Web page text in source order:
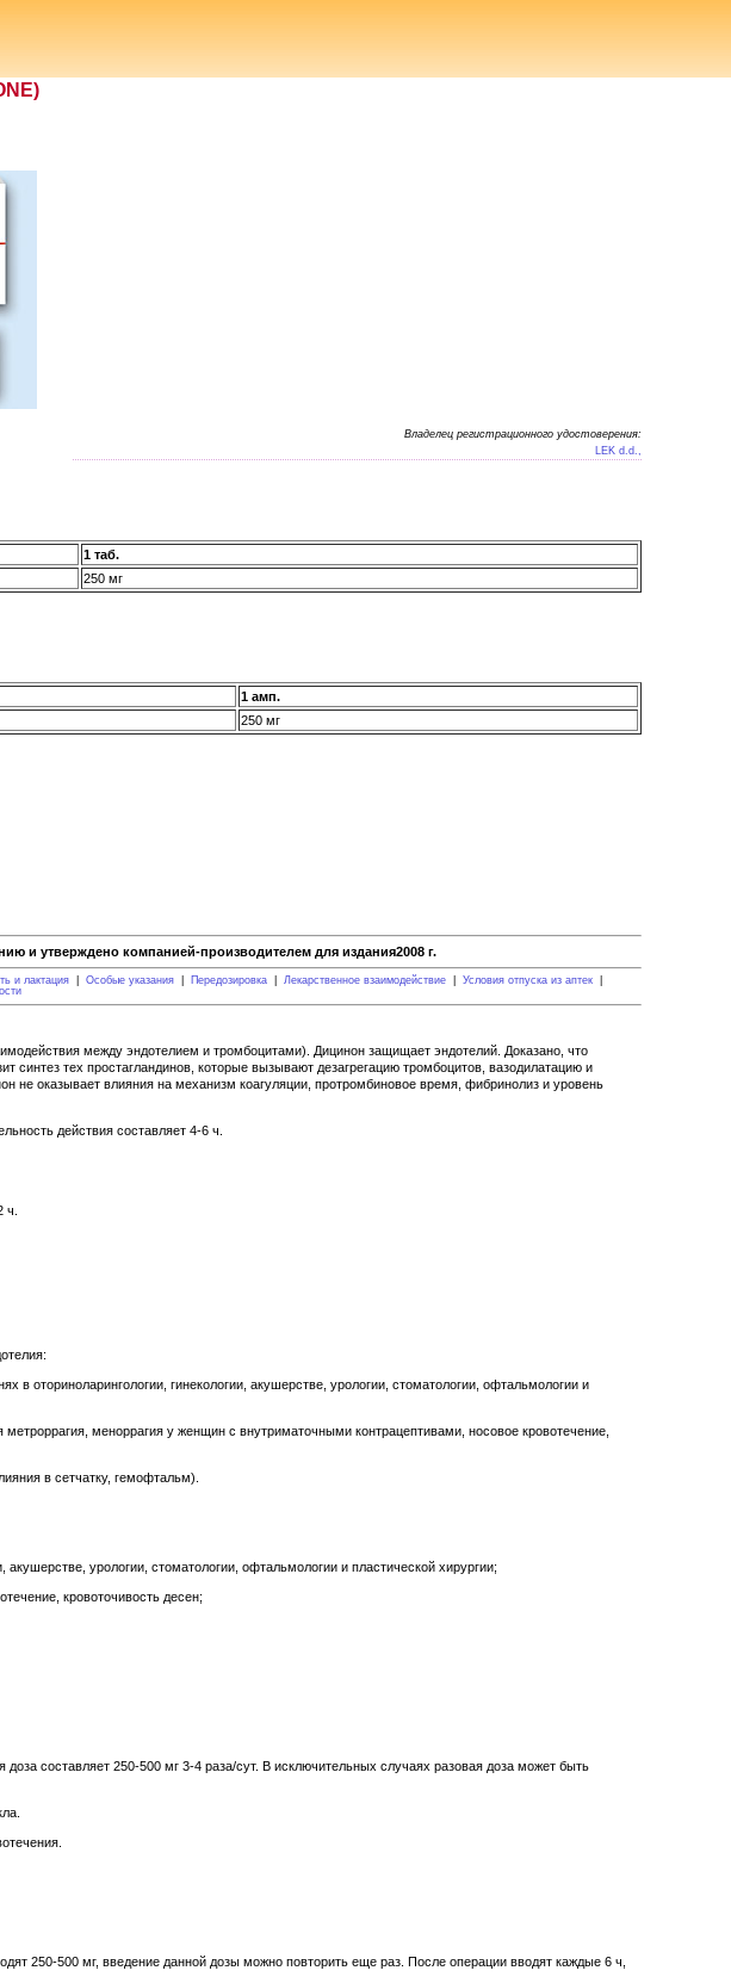
Владелец регистрационного удостоверения:
LEK d.d.,
1 таб.
250 мг
1 амп.
250 мг
и утверждено компанией-производителем для издания2008 г.
и лактация Особые указания Передозировка Лекарственное взаимодействие Условия отпуска из аптек
между эндотелием и тромбоцитами). Дицинон защищает эндотелий. Доказано, что
синтез тех простагландинов, которые вызывают дезагрегацию тромбоцитов, вазодилатацию и
не оказывает влияния на механизм коагуляции, протромбиновое время, фибринолиз и уровень
действия составляет 4-6 ч.
ч.
оториноларингологии, гинекологии, акушерстве, урологии, стоматологии, офтальмологии и
меноррагия у женщин с внутриматочными контрацептивами, носовое кровотечение,
в сетчатку, гемофтальм).
урологии, стоматологии, офтальмологии и пластической хирургии;
кровоточивость десен;
составляет 250-500 мг 3-4 раза/сут. В исключительных случаях разовая доза может быть
250-500 мг, введение данной дозы можно повторить еще раз. После операции вводят каждые 6 ч,